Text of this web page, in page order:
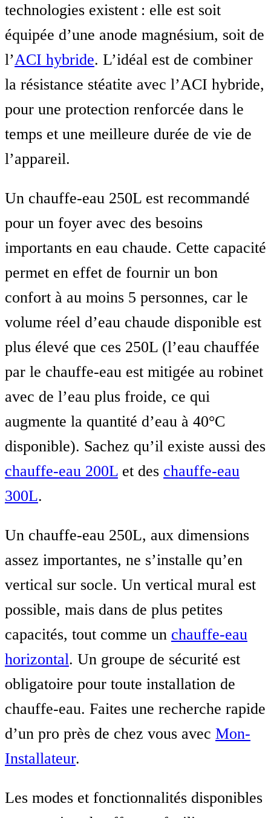
technologies existent : elle est soit
équipée d’une anode magnésium, soit de
l’ACI hybride. L’idéal est de combiner
la résistance stéatite avec l’ACI hybride,
pour une protection renforcée dans le
temps et une meilleure durée de vie de
l’appareil.
Un chauffe-eau 250L est recommandé
pour un foyer avec des besoins
importants en eau chaude. Cette capacité
permet en effet de fournir un bon
confort à au moins 5 personnes, car le
volume réel d’eau chaude disponible est
plus élevé que ces 250L (l’eau chauffée
par le chauffe-eau est mitigée au robinet
avec de l’eau plus froide, ce qui
augmente la quantité d’eau à 40°C
disponible). Sachez qu’il existe aussi des
chauffe-eau 200L et des chauffe-eau
300L.
Un chauffe-eau 250L, aux dimensions
assez importantes, ne s’installe qu’en
vertical sur socle. Un vertical mural est
possible, mais dans de plus petites
capacités, tout comme un chauffe-eau
horizontal. Un groupe de sécurité est
obligatoire pour toute installation de
chauffe-eau. Faites une recherche rapide
d’un pro près de chez vous avec Mon-
Installateur.
Les modes et fonctionnalités disponibles